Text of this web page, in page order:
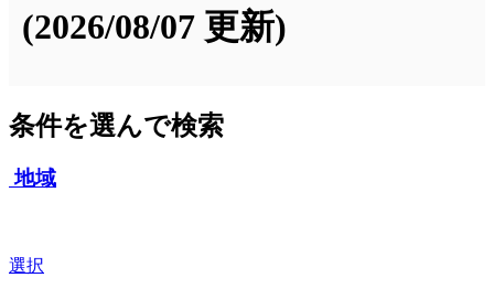
(2026/08/07 更新)
条件を選んで検索
地域
選択